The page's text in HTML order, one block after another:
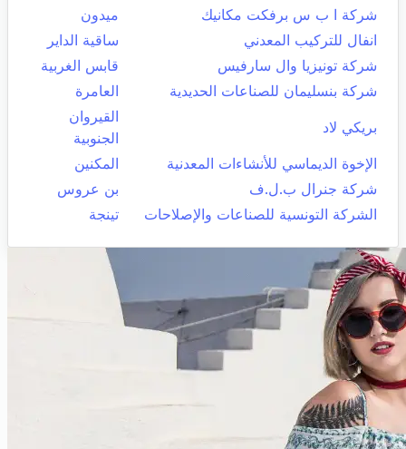
شركة ا ب س برفكت مكانيك
ميدون
انفال للتركيب المعدني
ساقية الداير
شركة تونيزيا وال سارفيس
قابس الغربية
شركة بنسليمان للصناعات الحديدية
العامرة
بريكي لاد
القيروان
الجنوبية
الإخوة الديماسي للأنشاءات المعدنية
المكنين
شركة جنرال ب.ل.ف
بن عروس
الشركة التونسية للصناعات والإصلاحات
تينجة